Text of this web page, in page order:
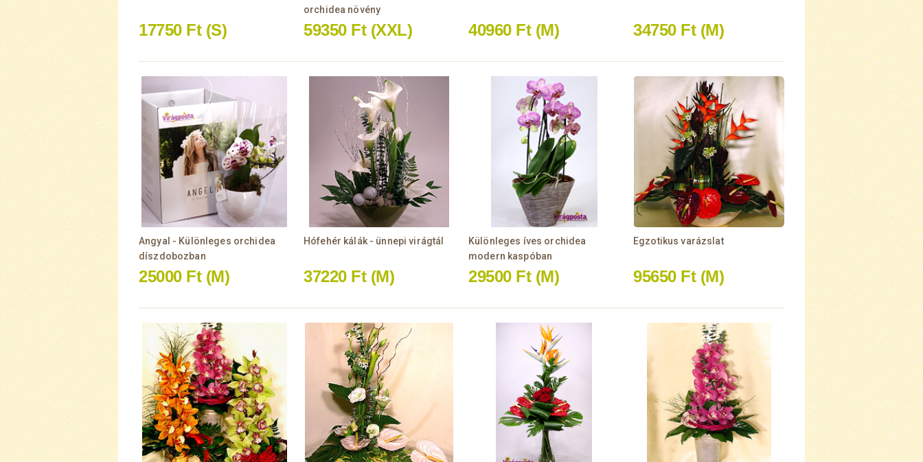
17750 Ft (S)
orchidea növény
59350 Ft (XXL) 40960 Ft (M) 34750 Ft (M)
Angyal - Különleges orchidea
díszdobozban
25000 Ft (M)
Hófehér kálák - ünnepi virágtál
37220 Ft (M)
Különleges íves orchidea
modern kaspóban
29500 Ft (M)
Egzotikus varázslat
95650 Ft (M)